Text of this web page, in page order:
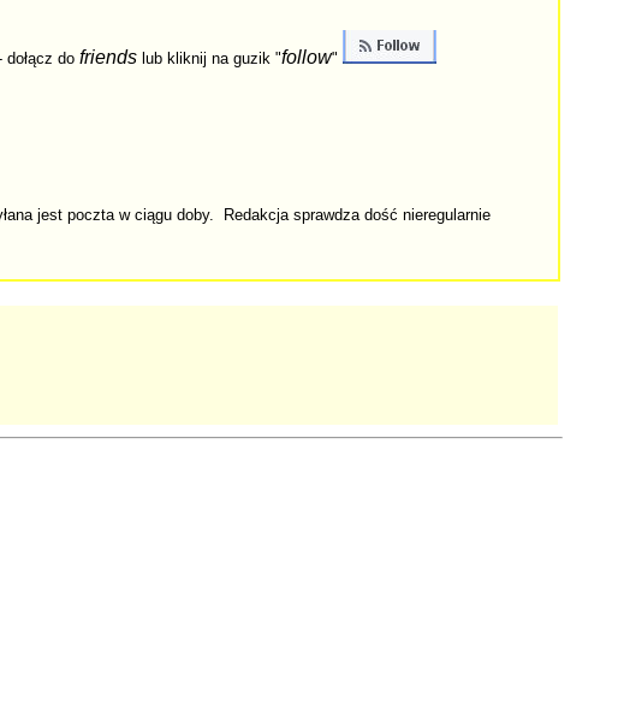
dołącz do friends lub kliknij na guzik "follow"
jest poczta w ciągu doby. Redakcja sprawdza dość nieregularnie